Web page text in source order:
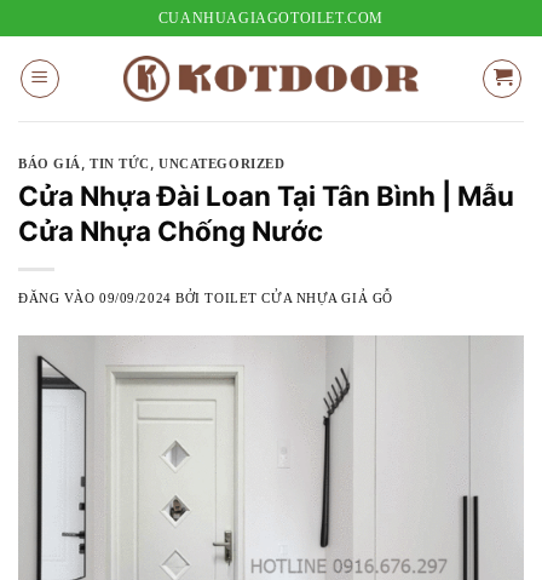
nội
dung
CUANHUAGIAGOTOILET.COM
BÁO GIÁ ,TIN TỨC ,UNCATEGORIZED
Cửa Nhựa Đài Loan Tại Tân Bình | Mẫu
Cửa Nhựa Chống Nước
ĐĂNG VÀO09/09/2024 BỞITOILET CỬA NHỰA GIẢ GỖ